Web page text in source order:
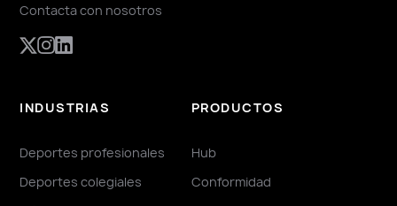
Contacta con nosotros
INDUSTRIAS
Deportes profesionales
Deportes colegiales
PRODUCTOS
Hub
Conformidad